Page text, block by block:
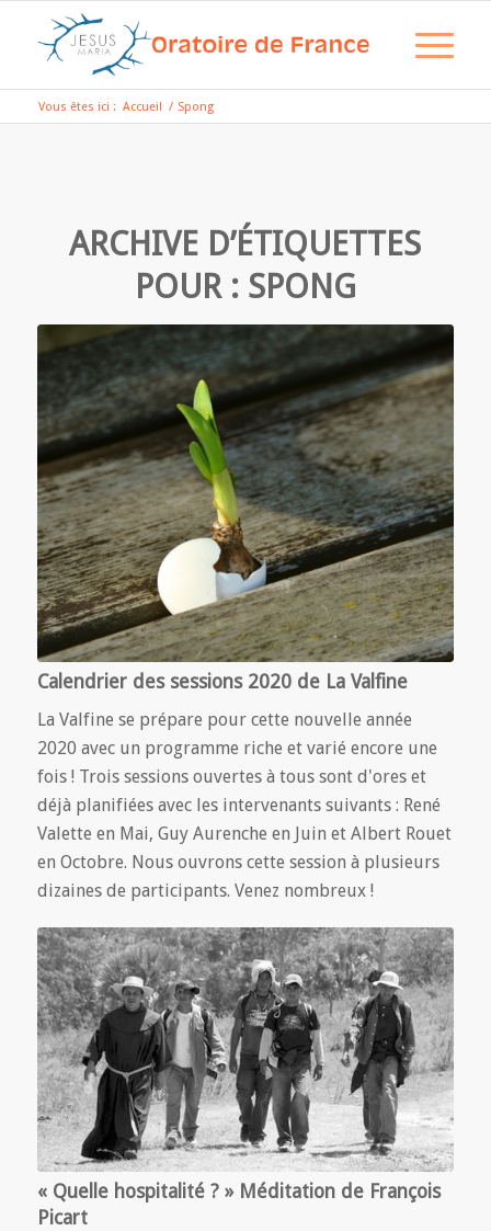
Vous êtes ici : Accueil / Spong
ARCHIVE D’ÉTIQUETTES
POUR : SPONG
Calendrier des sessions 2020 de La Valfine
La Valfine se prépare pour cette nouvelle année
2020 avec un programme riche et varié encore une
fois ! Trois sessions ouvertes à tous sont d'ores et
déjà planifiées avec les intervenants suivants : René
Valette en Mai, Guy Aurenche en Juin et Albert Rouet
en Octobre. Nous ouvrons cette session à plusieurs
dizaines de participants. Venez nombreux !
« Quelle hospitalité ? » Méditation de François
Picart